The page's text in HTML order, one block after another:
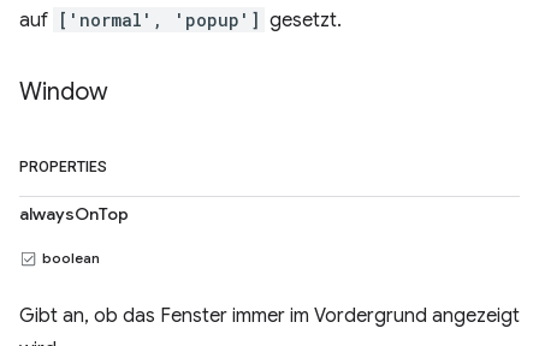
auf ['normal', 'popup'] gesetzt.
Window
PROPERTIES
alwaysOnTop
boolean
Gibt an, ob das Fenster immer im Vordergrund angezeigt